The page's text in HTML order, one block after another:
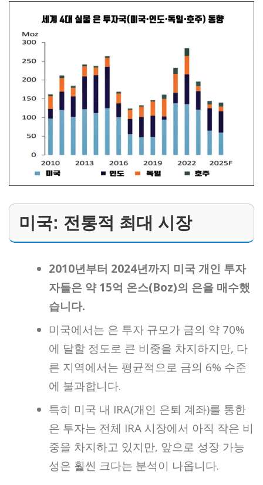
미국: 전통적 최대 시장
2010년부터 2024년까지 미국 개인 투자
자들은 약 15억 온스(Boz)의 은을 매수했
습니다.
미국에서는 은 투자 규모가 금의 약 70%
에 달할 정도로 큰 비중을 차지하지만, 다
른 지역에서는 평균적으로 금의 6% 수준
에 불과합니다.
특히 미국 내 IRA(개인 은퇴 계좌)를 통한
은 투자는 전체 IRA 시장에서 아직 작은 비
중을 차지하고 있지만, 앞으로 성장 가능
성은 훨씬 크다는 분석이 나옵니다.